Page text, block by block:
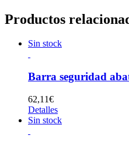
Productos
Sin stock
Barra seguridad
62,11€
Detalles
Sin stock